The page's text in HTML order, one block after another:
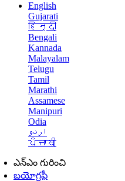
English
Gujarati
हिन्दी
Bengali
Kannada
Malayalam
Telugu
Tamil
Marathi
Assamese
Manipuri
Odia
اردو
ਪੰਜਾਬੀ
ఎన్ఎం గురించి
బయోగ్రఫీ